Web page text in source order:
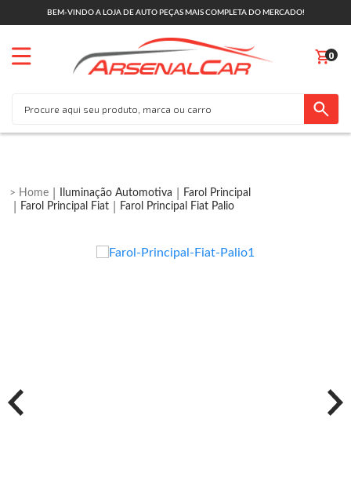
BEM-VINDO A LOJA DE AUTO PEÇAS MAIS COMPLETA DO MERCADO!
0
Iluminação Automotiva
Farol Principal
Farol Principal Fiat
Farol Principal Fiat Palio